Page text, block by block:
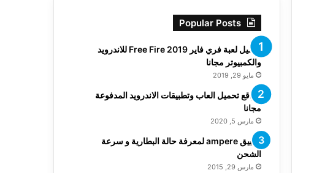
Popular Posts
تحميل لعبة فري فاير Free Fire 2019 للاندرويد
والكمبيوتر مجانا
مايو 29, 2019
مواقع تحميل العاب وتطبيقات الاندرويد المدفوعة
مجانا
مارس 5, 2020
تطبيق ampere لمعرفة حالة البطارية و سرعة
الشحن
مارس 29, 2015